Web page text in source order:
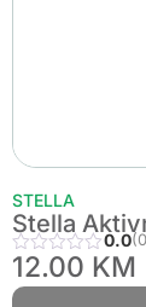
STELLA
Stella
0.0
12.00 KM